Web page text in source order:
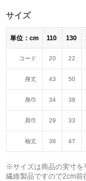
サイズ
単位：cm 110 130
コード 20 22
身丈 43 50
身巾 34 38
肩巾 29 33
袖丈 38 47
※サイズは商品の実寸を
繊維製品ですので2cm前